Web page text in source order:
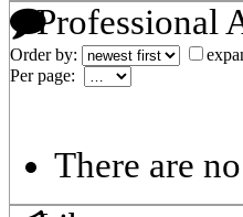
Professional
Order by:
Per page:
There are